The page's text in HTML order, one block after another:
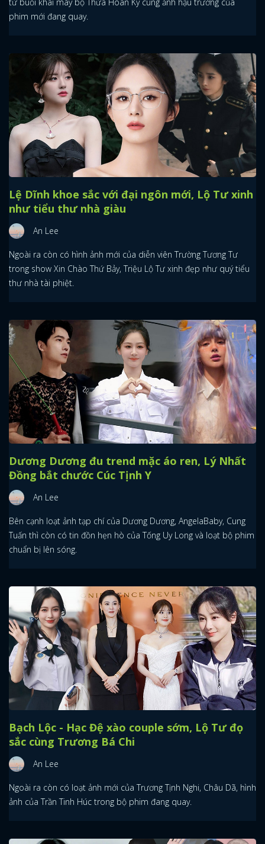
phim mới đang quay.
Lệ Dĩnh khoe sắc với đại ngôn mới, Lộ Tư xinh
như tiểu thư nhà giàu
An Lee
Ngoài ra còn có hình ảnh mới của diễn viên Trường Tương Tư
trong show Xin Chào Thứ Bảy, Triệu Lộ Tư xinh đẹp như quý tiểu
thư nhà tài phiệt.
Dương Dương đu trend mặc áo ren, Lý Nhất
Đồng bắt chước Cúc Tịnh Y
An Lee
Bên cạnh loạt ảnh tạp chí của Dương Dương, AngelaBaby, Cung
Tuấn thì còn có tin đồn hẹn hò của Tống Uy Long và loạt bộ phim
chuẩn bị lên sóng.
Bạch Lộc - Hạc Đệ xào couple sớm, Lộ Tư đọ
sắc cùng Trương Bá Chi
An Lee
Ngoài ra còn có loạt ảnh mới của Trương Tịnh Nghi, Châu Dã, hình
ảnh của Trần Tinh Húc trong bộ phim đang quay.